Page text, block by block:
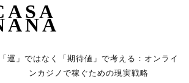
「運」ではなく「期待値」で考える：オンライ
ンカジノで稼ぐための現実戦略